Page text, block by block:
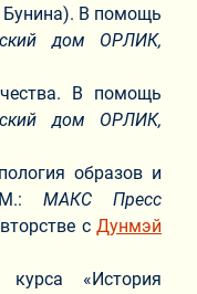
Бунина). В помощь
дом ОРЛИК,
В помощь
дом ОРЛИК,
образов и
М.: МАКС Пресс
с Дунмэй
курса «История